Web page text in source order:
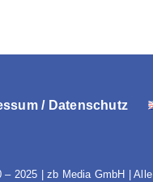
/ Datenschutz
2025 | zb Media GmbH |